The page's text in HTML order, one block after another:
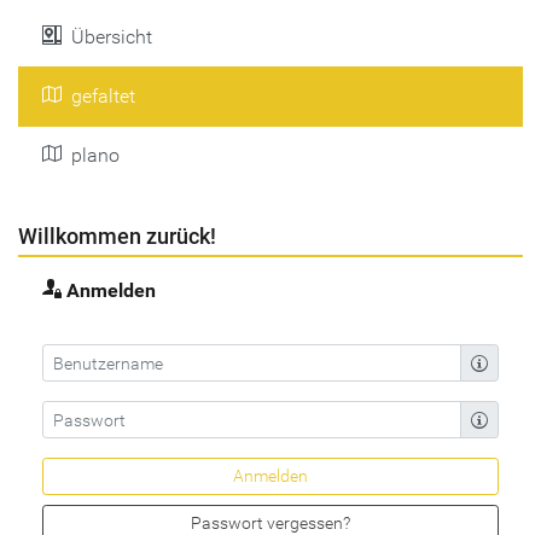
Übersicht
gefaltet
plano
Willkommen zurück!
Anmelden
Passwort vergessen?